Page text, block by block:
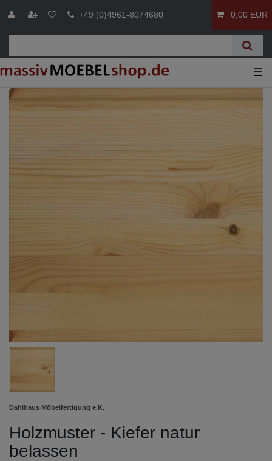
+49 (0)4961-8074680 0,00 EUR
☰
Dahlhaus Möbelfertigung e.K.
Holzmuster - Kiefer natur
belassen